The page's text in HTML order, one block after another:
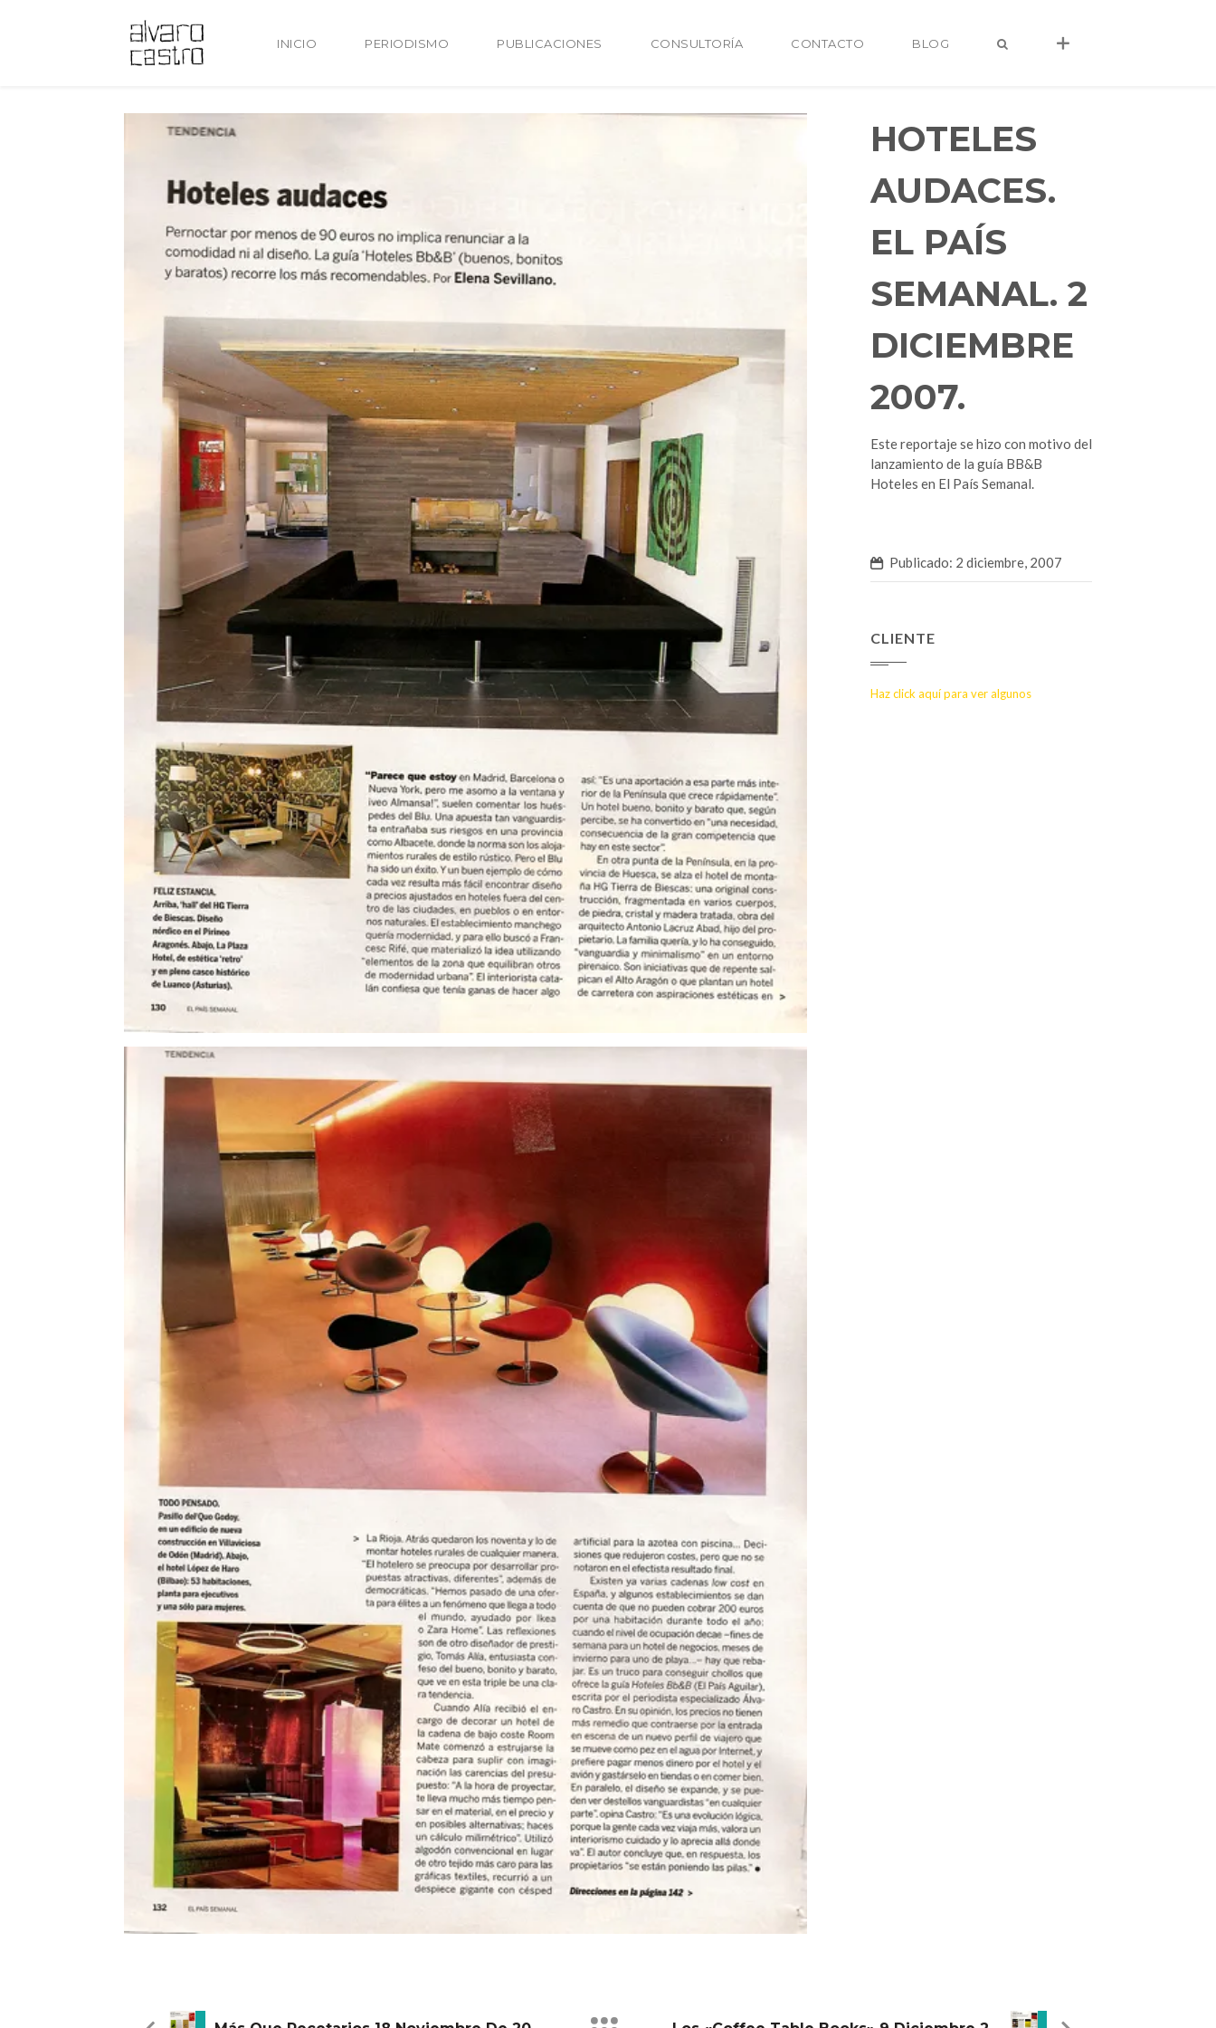
INICIO PERIODISMO PUBLICACIONES CONSULTORÍA CONTACTO BLOG
alvaro@alvarocastro.com
HOTELES
AUDACES.
EL PAÍS
SEMANAL. 2
DICIEMBRE
2007.
Este reportaje se hizo con motivo del
lanzamiento de la guía BB&B
Hoteles en El País Semanal.
Publicado: 2 diciembre, 2007
CLIENTE
Haz click aquí para ver algunos